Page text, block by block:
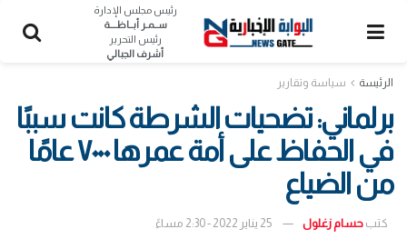
رئيس مجلس الإدارة
ســمـر أبــاظــــة
رئيس التحرير
أشرف الجبالي
الرئيسة سياسة وتقارير
برلماني: تضحيات الشرطة كانت سببًا
في الحفاظ على أمة عمرها ٧٠٠٠ عامًا
من الضياع
كتب حسام زغلول 25 يناير 2022 - 2:30 مساءً